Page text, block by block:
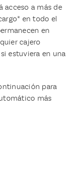
acceso a más de
en todo el
en
cajero
estuviera en una
para
más